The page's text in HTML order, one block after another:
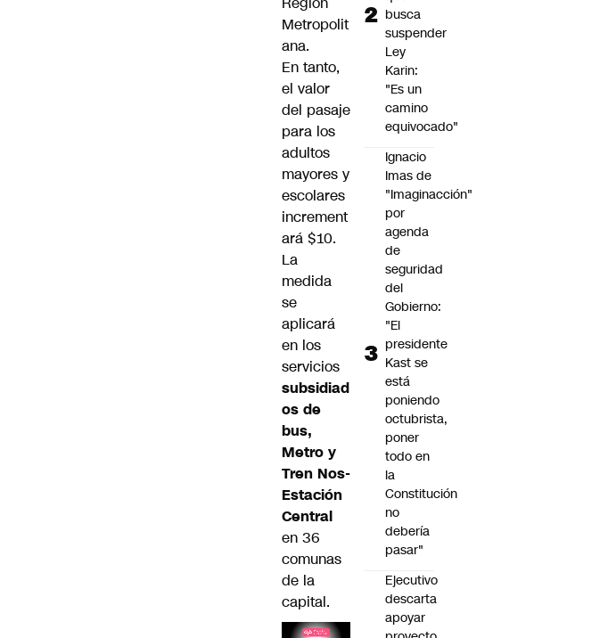
Metropolit
ana.
En tanto,
el valor
del pasaje
para los
adultos
mayores y
escolares
increment
ará $10.
La
medida
se
aplicará
en los
servicios
subsidiad
os de
bus,
Metro y
Tren Nos-
Estación
Central
en 36
comunas
de la
capital.
busca
suspender
Ley
Karin:
"Es un
camino
equivocado"
Ignacio
Imas de
"Imaginacción"
por
agenda
de
seguridad
del
Gobierno:
"El
presidente
Kast se
está
poniendo
octubrista,
poner
todo en
la
Constitución
no
debería
pasar"
Ejecutivo
descarta
apoyar